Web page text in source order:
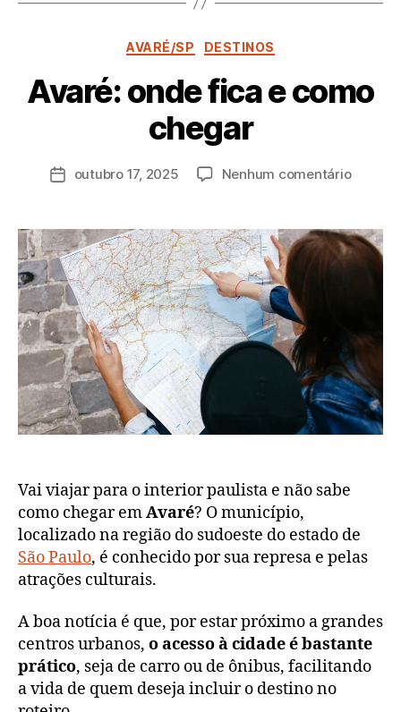
AVARÉ/SP DESTINOS
Avaré: onde fica e como
chegar
P
o
r
d
outubro 17, 2025 Nenhum comentário
Vai viajar para o interior paulista e não sabe
como chegar emAvaré? O município,
localizado na região do sudoeste do estado de
São Paulo, é conhecido por sua represa e pelas
atrações culturais.
A boa notícia é que, por estar próximo a grandes
centros urbanos, o acesso à cidade é bastante
prático, seja de carro ou de ônibus, facilitando
a vida de quem deseja incluir o destino no